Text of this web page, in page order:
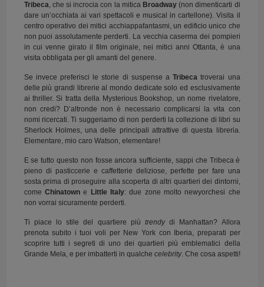
Tribeca, che si incrocia con la mitica Broadway(non dimenticarti di
dare un’occhiata ai vari spettacoli e musical in cartellone). Visita il
centro operativo dei mitici acchiappafantasmi, un edificio unico che
non puoi assolutamente perderti. La vecchia caserma dei pompieri
in cui venne girato il film originale, nei mitici anni Ottanta, è una
visita obbligata per gli amanti del genere.
Se invece preferisci le storie di suspense aTribeca troverai una
delle più grandi librerie al mondo dedicate solo ed esclusivamente
ai thriller. Si tratta della Mysterious Bookshop, un nome rivelatore,
non credi? D’altronde non è necessario complicarsi la vita con
nomi ricercati. Ti suggeriamo di non perderti la collezione di libri su
Sherlock Holmes, una delle principali attrattive di questa libreria.
Elementare, mio caro Watson, elementare!
E se tutto questo non fosse ancora sufficiente, sappi che Tribeca è
pieno di pasticcerie e caffetterie deliziose, perfette per fare una
sosta prima di proseguire alla scoperta di altri quartieri dei dintorni,
come Chinatowne Little Italy: due zone molto newyorchesi che
non vorrai sicuramente perderti.
Ti piace lo stile del quartiere più trendydi Manhattan? Allora
prenota subito i tuoi voli per New York con Iberia, preparati per
scoprire tutti i segreti di uno dei quartieri più emblematici della
Grande Mela, e per imbatterti in qualche celebrity. Che cosa aspetti!